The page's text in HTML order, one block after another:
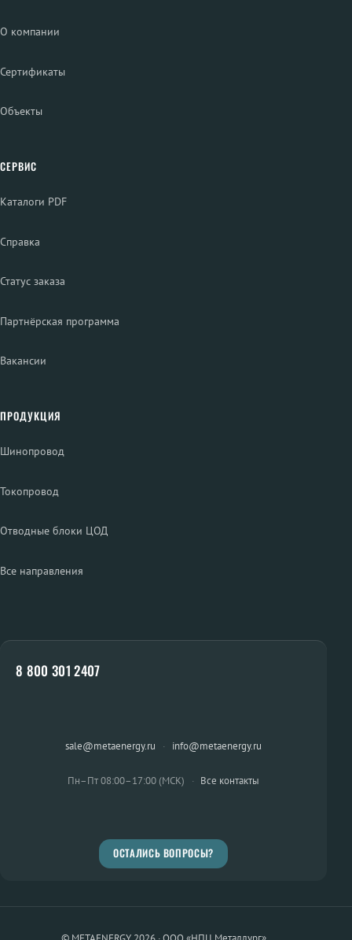
О компании
Сертификаты
Объекты
СЕРВИС
Каталоги PDF
Справка
Статус заказа
Партнёрская программа
Вакансии
ПРОДУКЦИЯ
Шинопровод
Токопровод
Отводные блоки ЦОД
Все направления
8 800 301 2407
sale@metaenergy.ru · info@metaenergy.ru
Пн–Пт 08:00–17:00 (МСК) · Все контакты
ОСТАЛИСЬ ВОПРОСЫ?